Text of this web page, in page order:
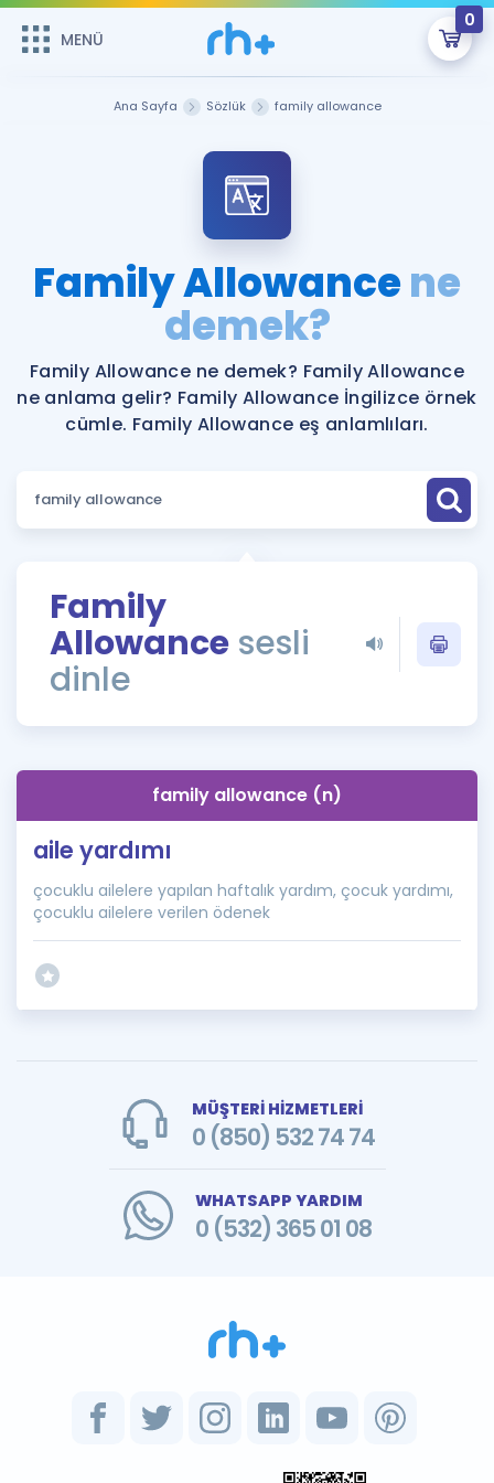
MENÜ
0
Şifremi Hatırlamıyorum
Sepetin Şu An Boş.
Remzi Hoca ile seni sınava hazırlayacak onlarca eğitim seni
bekliyor!
MENÜ
Katılımcı Görüşleri
Faydalı Araçlar
Ücretsiz Kaynaklar
Puan Hesaplama
ÖSYM Sınav Takvimi
Kampanyalar
İngilizce Gramer
Ana Sayfa Sözlük family allowance
Family Allowancene
demek?
Family Allowance ne demek? Family Allowance
ne anlama gelir? Family Allowance İngilizce örnek
cümle. Family Allowance eş anlamlıları.
Family
Allowance sesli
dinle
family allowance (n)
aile yardımı
çocuklu ailelere yapılan haftalık yardım, çocuk yardımı,
çocuklu ailelere verilen ödenek
MÜŞTERİ HİZMETLERİ
0 (850) 532 74 74
WHATSAPP YARDIM
0 (532) 365 01 08